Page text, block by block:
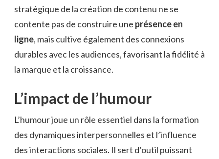
stratégique de la création de contenu ne se
contente pas de construire une présence en
ligne, mais cultive également des connexions
durables avec les audiences, favorisant la fidélité à
la marque et la croissance.
L’impact de l’humour
L’humour joue un rôle essentiel dans la formation
des dynamiques interpersonnelles et l’influence
des interactions sociales. Il sert d’outil puissant